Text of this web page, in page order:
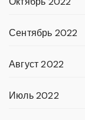
Сентябрь 2022
Август 2022
Июль 2022